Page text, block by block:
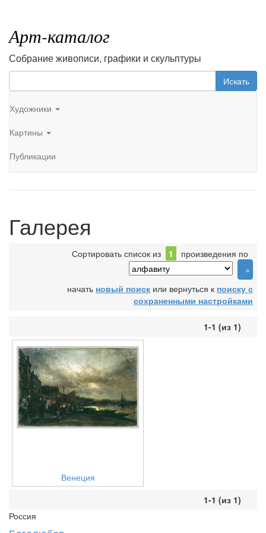
Арт-каталог
Собрание живописи, графики и скульптуры
Искать
Художники
Картины
Публикации
Галерея
Сортировать список из 1 произведения по
начать новый поиск или вернуться к поиску с
сохраненными настройками
1-1 (из 1)
Венеция
1-1 (из 1)
Россия